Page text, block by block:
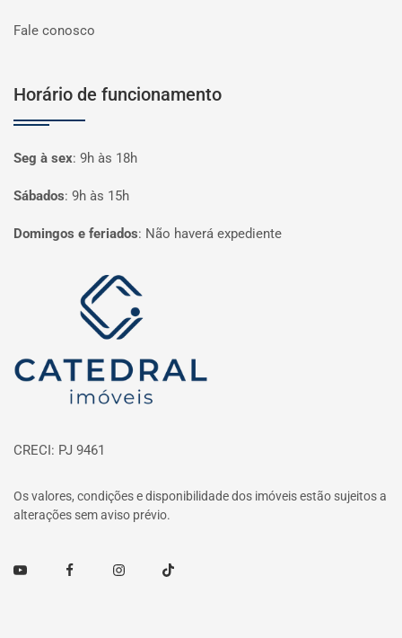
Fale conosco
Horário de funcionamento
Seg à sex: 9h às 18h
Sábados: 9h às 15h
Domingos e feriados: Não haverá expediente
Página inicial
CRECI: PJ 9461
Os valores, condições e disponibilidade dos imóveis estão sujeitos a
alterações sem aviso prévio.
Youtube FacebookInstagramTikTok